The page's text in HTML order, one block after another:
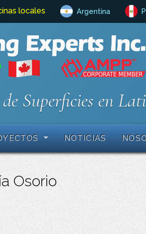
locales Argentina
Superficies en
NOTICIAS
Osorio